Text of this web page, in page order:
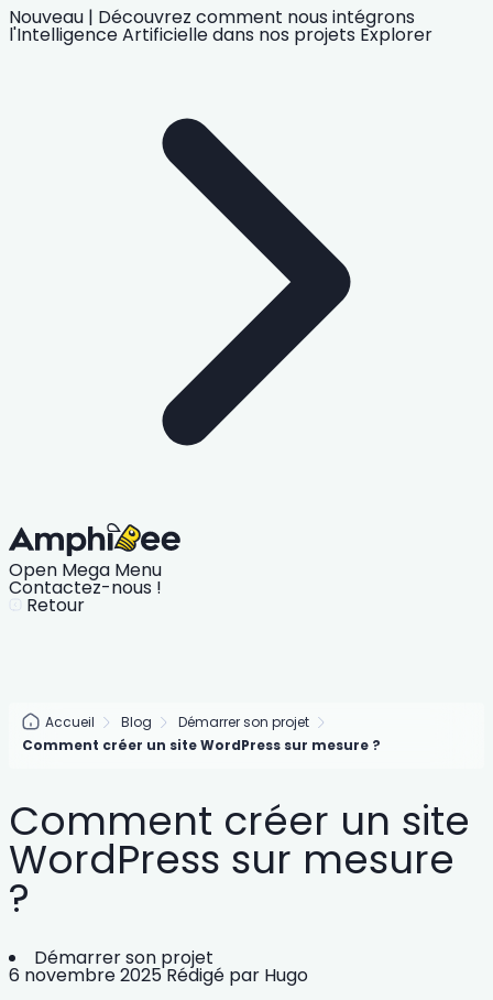
Nouveau | Découvrez comment nous intégrons
l'Intelligence Artificielledans nos projets Explorer
Open Mega Menu
Contactez-nous !
Retour
Accueil Blog
Démarrer son projet
Comment créer un site WordPress sur mesure ?
Comment créer un site
WordPress sur mesure
?
Démarrer son projet
6 novembre 2025 Rédigé par Hugo